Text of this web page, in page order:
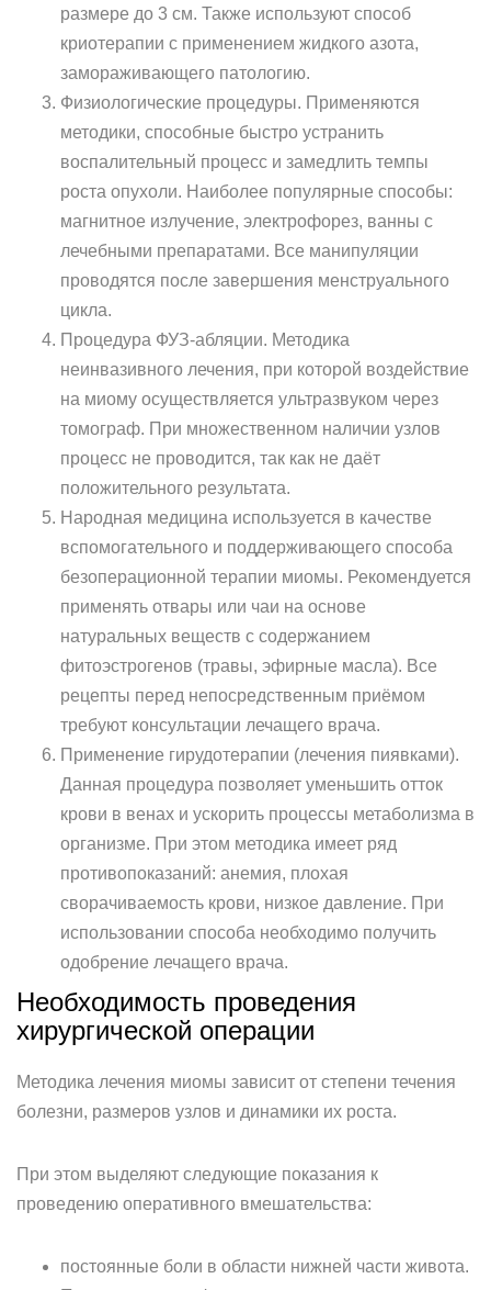
размере до 3 см. Также используют способ
криотерапии с применением жидкого азота,
замораживающего патологию.
Физиологические процедуры. Применяются
методики, способные быстро устранить
воспалительный процесс и замедлить темпы
роста опухоли. Наиболее популярные способы:
магнитное излучение, электрофорез, ванны с
лечебными препаратами. Все манипуляции
проводятся после завершения менструального
цикла.
Процедура ФУЗ-абляции. Методика
неинвазивного лечения, при которой воздействие
на миому осуществляется ультразвуком через
томограф. При множественном наличии узлов
процесс не проводится, так как не даёт
положительного результата.
Народная медицина используется в качестве
вспомогательного и поддерживающего способа
безоперационной терапии миомы. Рекомендуется
применять отвары или чаи на основе
натуральных веществ с содержанием
фитоэстрогенов (травы, эфирные масла). Все
рецепты перед непосредственным приёмом
требуют консультации лечащего врача.
Применение гирудотерапии (лечения пиявками).
Данная процедура позволяет уменьшить отток
крови в венах и ускорить процессы метаболизма в
организме. При этом методика имеет ряд
противопоказаний: анемия, плохая
сворачиваемость крови, низкое давление. При
использовании способа необходимо получить
одобрение лечащего врача.
Необходимость проведения
хирургической операции
Методика лечения миомы зависит от степени течения
болезни, размеров узлов и динамики их роста.
При этом выделяют следующие показания к
проведению оперативного вмешательства:
постоянные боли в области нижней части живота.